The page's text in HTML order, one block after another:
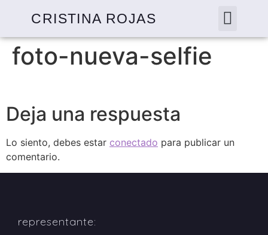
CRISTINA ROJAS
foto-nueva-selfie
Deja una respuesta
Lo siento, debes estar conectado para publicar un
comentario.
representante: